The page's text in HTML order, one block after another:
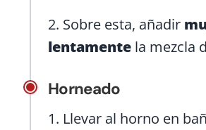
2. Sobre esta, añadir
lentamente la mezcla
Horneado
1. Llevar al horno en